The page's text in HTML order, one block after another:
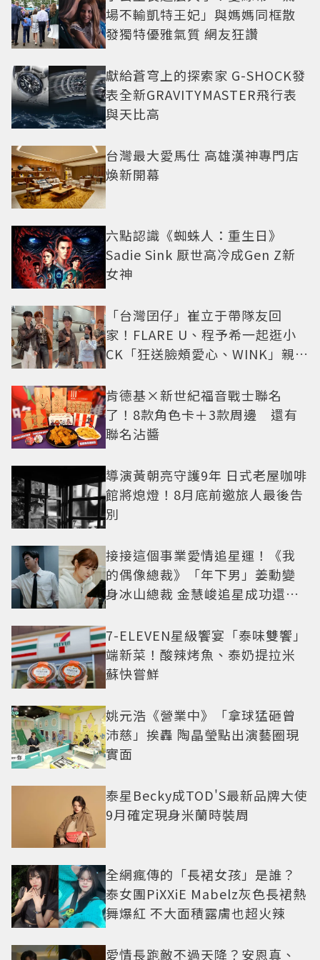
場不輸凱特王妃」與媽媽同框散
發獨特優雅氣質 網友狂讚
獻給蒼穹上的探索家 G-SHOCK發
表全新GRAVITYMASTER飛行表
與天比高
台灣最大愛馬仕 高雄漢神專門店
煥新開幕
六點認識《蜘蛛人：重生日》
Sadie Sink 厭世高冷成Gen Z新
女神
「台灣囝仔」崔立于帶隊友回
家！FLARE U、程予希一起逛小
CK「狂送臉頰愛心、WINK」親曝
肯德基×新世紀福音戰士聯名
了！8款角色卡＋3款周邊 還有
聯名沾醬
導演黃朝亮守護9年 日式老屋咖啡
館將熄燈！8月底前邀旅人最後告
別
接接這個事業愛情追星運！《我
的偶像總裁》「年下男」姜勳變
身冰山總裁 金慧峻追星成功還偶
7-ELEVEN星級饗宴「泰味雙饗」
端新菜！酸辣烤魚、泰奶提拉米
蘇快嘗鮮
姚元浩《營業中》「拿球猛砸曾
沛慈」挨轟 陶晶瑩點出演藝圈現
實面
泰星Becky成TOD'S最新品牌大使
9月確定現身米蘭時裝周
全網瘋傳的「長裙女孩」是誰？
泰女團PiXXiE Mabelz灰色長裙熱
舞爆紅 不大面積露膚也超火辣
愛情長跑敵不過天降？安恩真、